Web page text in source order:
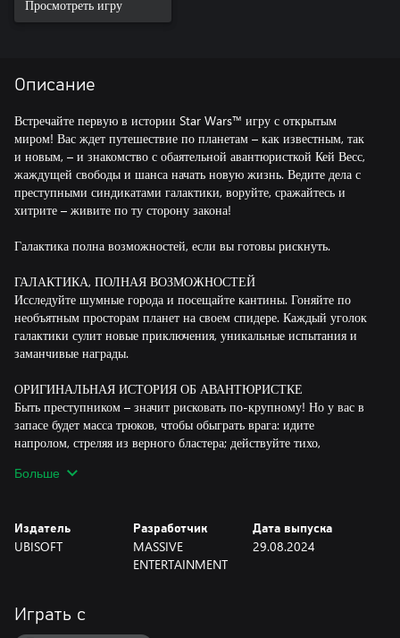
Просмотреть игру
Описание
Встречайте первую в истории Star Wars™ игру с открытым
миром! Вас ждет путешествие по планетам – как известным, так
и новым, – и знакомство с обаятельной авантюристкой Кей Весс,
жаждущей свободы и шанса начать новую жизнь. Ведите дела с
преступными синдикатами галактики, воруйте, сражайтесь и
хитрите – живите по ту сторону закона!
Галактика полна возможностей, если вы готовы рискнуть.
ГАЛАКТИКА, ПОЛНАЯ ВОЗМОЖНОСТЕЙ
Исследуйте шумные города и посещайте кантины. Гоняйте по
необъятным просторам планет на своем спидере. Каждый уголок
галактики сулит новые приключения, уникальные испытания и
заманчивые награды.
ОРИГИНАЛЬНАЯ ИСТОРИЯ ОБ АВАНТЮРИСТКЕ
Быть преступником – значит рисковать по-крупному! Но у вас в
запасе будет масса трюков, чтобы обыграть врага: идите
напролом, стреляя из верного бластера; действуйте тихо,
благоприятного момента, чтобы застать противника врасплох. А
РИСКОВАННЫЕ ЗАДАНИЯ
Вам предстоит выполнять опасные, но прибыльные задания для
преступных синдикатов. Крадите ценности, проникайте на
число самых опасных преступников галактики. Но помните:
каждое принятое решение отразится на вашей репутации.
Больше
Издатель
UBISOFT
Разработчик
MASSIVE
ENTERTAINMENT
Дата выпуска
29.08.2024
Играть с